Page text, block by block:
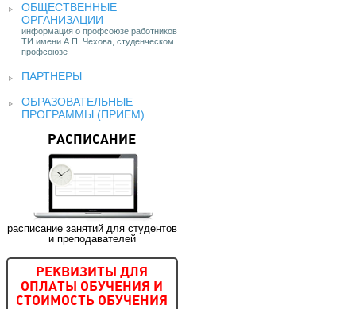
ОБЩЕСТВЕННЫЕ
ОРГАНИЗАЦИИ
информация о профсоюзе работников
ТИ имени А.П. Чехова, студенческом
профсоюзе
ПАРТНЕРЫ
ОБРАЗОВАТЕЛЬНЫЕ
ПРОГРАММЫ (ПРИЕМ)
РАСПИСАНИЕ
расписание занятий для студентов
и преподавателей
РЕКВИЗИТЫ ДЛЯ
ОПЛАТЫ ОБУЧЕНИЯ И
СТОИМОСТЬ ОБУЧЕНИЯ